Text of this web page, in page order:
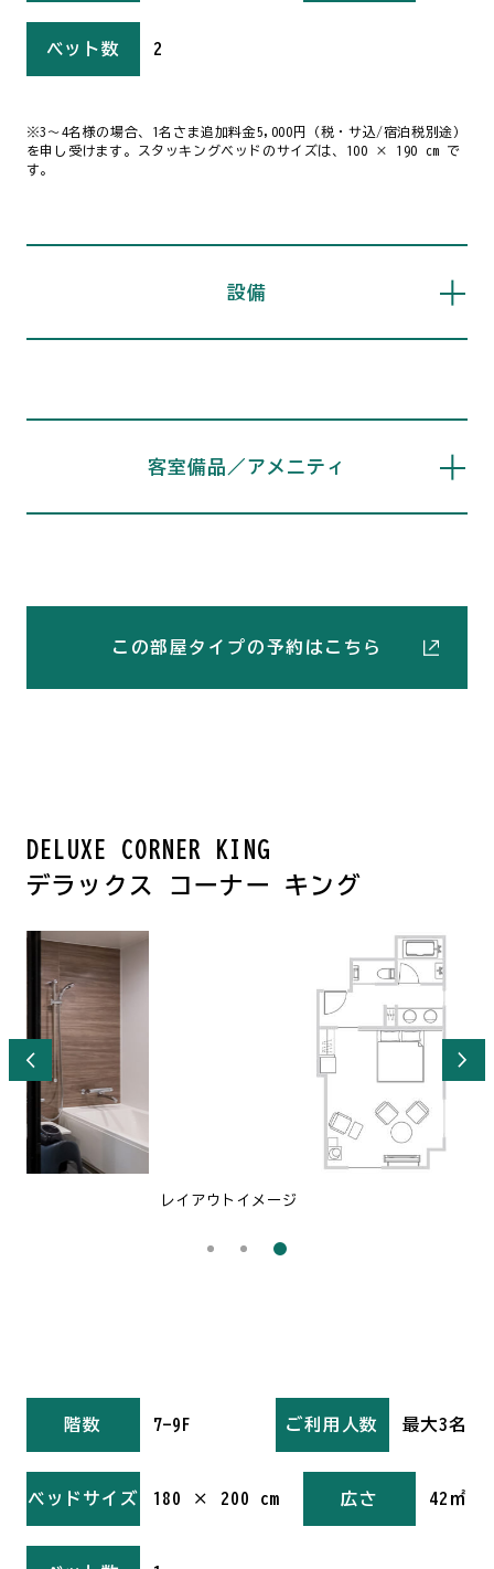
ベット数 2
※3〜4名様の場合、1名さま追加料金5,000円（税・サ込/宿泊税別途）
を申し受けます。スタッキングベッドのサイズは、100 × 190 cm で
す。
設備
客室備品／アメニティ
この部屋タイプの予約はこちら
DELUXE CORNER KING
デラックス コーナー キング
レイアウトイメージ
階数 7-9F ご利用人数 最大3名
ベッドサイズ 180 × 200 cm 広さ 42㎡